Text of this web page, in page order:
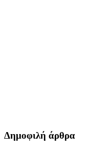
Δημοφιλή άρθρα